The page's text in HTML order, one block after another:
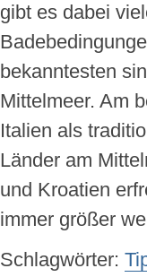
gibt es dabei
bekanntesten
Mittelmeer. Am
Italien als
Länder am
und Kroatien
immer größer
Schlagwörter: